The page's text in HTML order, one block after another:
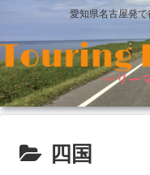
愛知県名古屋発
四国